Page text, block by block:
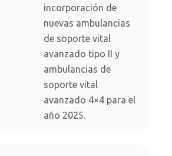
incorporación de
nuevas ambulancias
de soporte vital
avanzado tipo II y
ambulancias de
soporte vital
avanzado 4×4 para el
año 2025.